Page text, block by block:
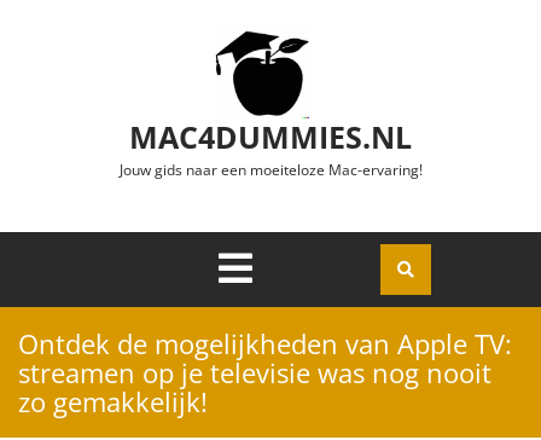
MAC4DUMMIES.NL
Jouw gids naar een moeiteloze Mac-ervaring!
Openen
Ontdek de mogelijkheden van Apple TV:
streamen op je televisie was nog nooit
zo gemakkelijk!